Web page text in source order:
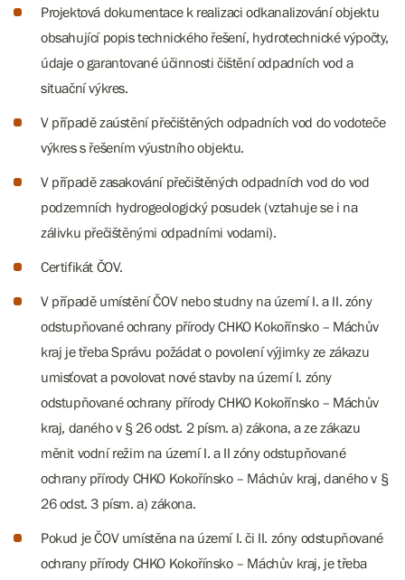
Projektová dokumentace k realizaci odkanalizování objektu
obsahující popis technického řešení, hydrotechnické výpočty,
údaje o garantované účinnosti čištění odpadních vod a
situační výkres.
V případě zaústění přečištěných odpadních vod do vodoteče
výkres s řešením výustního objektu.
V případě zasakování přečištěných odpadních vod do vod
podzemních hydrogeologický posudek (vztahuje se i na
zálivku přečištěnými odpadními vodami).
Certifikát ČOV.
V případě umístění ČOV nebo studny na území I. a II. zóny
odstupňované ochrany přírody CHKO Kokořínsko – Máchův
kraj je třeba Správu požádat o povolení výjimky ze zákazu
umisťovat a povolovat nové stavby na území I. zóny
odstupňované ochrany přírody CHKO Kokořínsko – Máchův
kraj, daného v § 26 odst. 2 písm. a) zákona, a ze zákazu
měnit vodní režim na území I. a II zóny odstupňované
ochrany přírody CHKO Kokořínsko – Máchův kraj, daného v §
26 odst. 3 písm. a) zákona.
Pokud je ČOV umístěna na území I. či II. zóny odstupňované
ochrany přírody CHKO Kokořínsko – Máchův kraj, je třeba